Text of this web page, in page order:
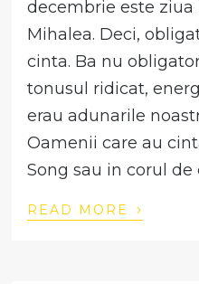
decembrie este ziua
Mihalea. Deci,
cinta. Ba nu
tonusul ridicat,
erau adunarile
Oamenii care au
Song sau in corul de
READ MORE ›